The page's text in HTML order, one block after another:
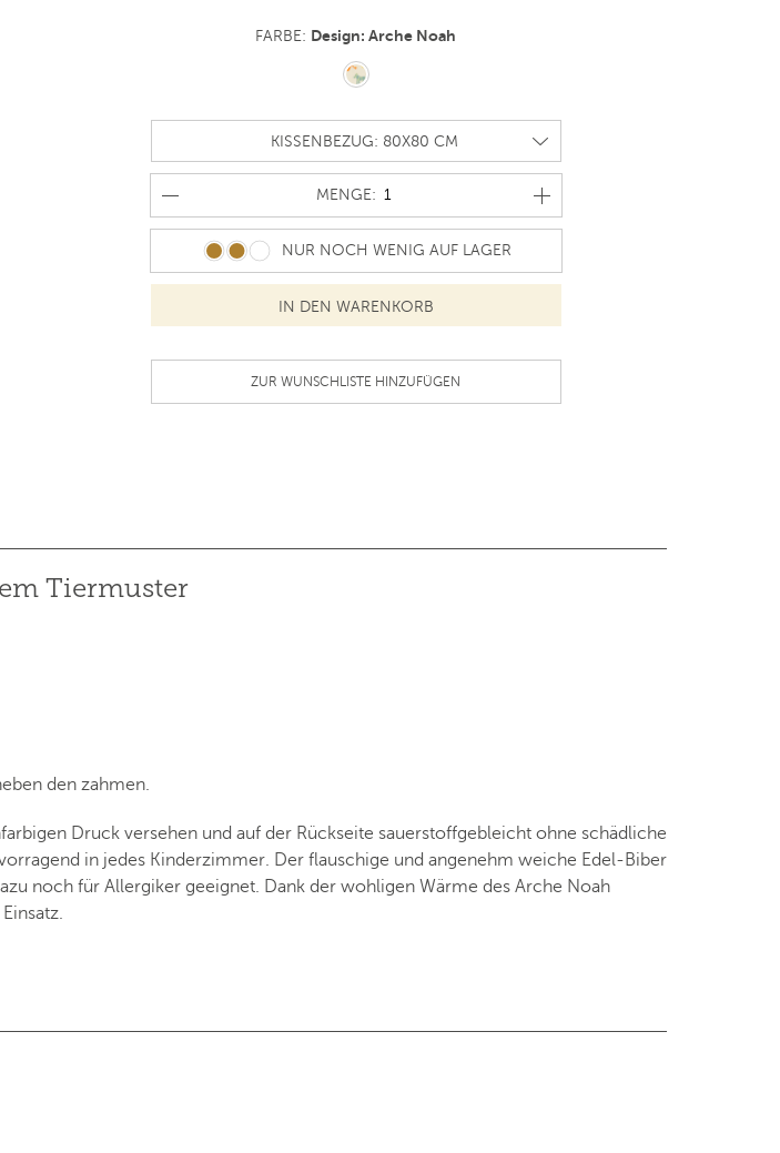
FARBE: Design: Arche Noah
MENGE: MENGE
NUR NOCH WENIG AUF LAGER
ZUR WUNSCHLISTE HINZUFÜGEN
Tiermuster
den zahmen.
Druck versehen und auf der Rückseite sauerstoffgebleicht ohne schädliche
in jedes Kinderzimmer. Der flauschige und angenehm weiche Edel-Biber
noch für Allergiker geeignet. Dank der wohligen Wärme des Arche Noah